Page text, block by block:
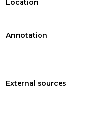
Location
Annotation
External sources